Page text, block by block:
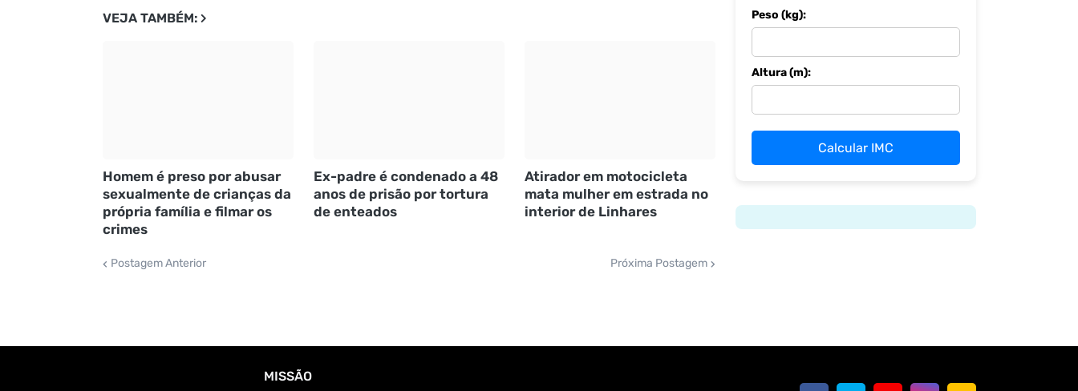
VEJA TAMBÉM:
Homem é preso por abusar
sexualmente de crianças da
própria família e filmar os
crimes
Ex-padre é condenado a 48
anos de prisão por tortura
de enteados
Atirador em motocicleta
mata mulher em estrada no
interior de Linhares
Postagem Anterior Próxima Postagem
Peso (kg):
Altura (m):
Calcular IMC
MISSÃO